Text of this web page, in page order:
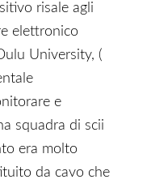
risale agli
elettronico
University, (
e
squadra di scii
era molto
da cavo che